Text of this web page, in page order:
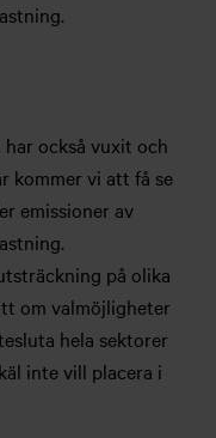
också vuxit och
kommer vi att få se
emissioner av
på olika
om valmöjligheter
hela sektorer
inte vill placera i